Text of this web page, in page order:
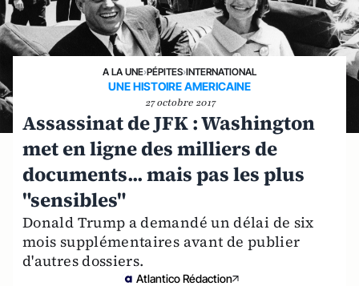
A LA UNE›PÉPITES›INTERNATIONAL
UNE HISTOIRE AMERICAINE
27 octobre 2017
Assassinat de JFK : Washington
met en ligne des milliers de
documents... mais pas les plus
"sensibles"
Donald Trump a demandé un délai de six
mois supplémentaires avant de publier
d'autres dossiers.
Atlantico Rédaction